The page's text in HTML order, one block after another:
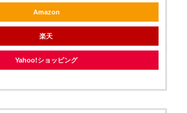
Amazon
楽天
Yahoo!ショッピング